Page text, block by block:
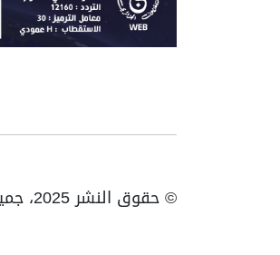
© حقوق النشر 2025، جميع الحقوق محفوظة ENTV | الهاتف: 023531010 | فاكس: 023531093 / 023531998